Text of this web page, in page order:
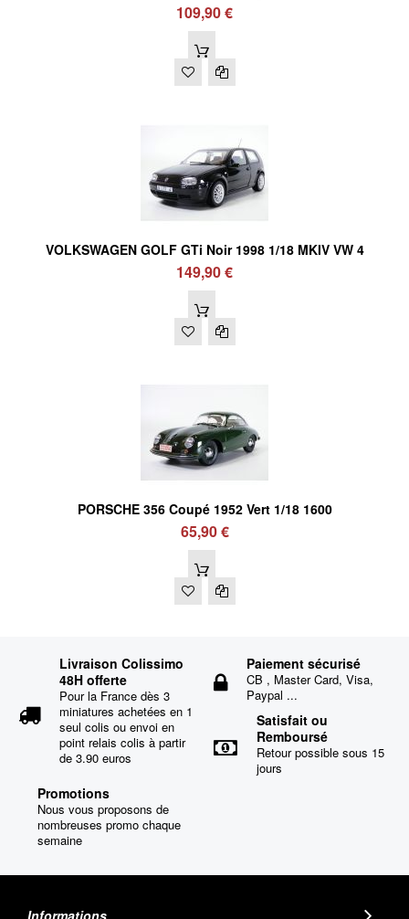
109,90 €
VOLKSWAGEN GOLF GTi Noir 1998 1/18 MKIV VW 4
149,90 €
PORSCHE 356 Coupé 1952 Vert 1/18 1600
65,90 €
Livraison Colissimo
48H offerte
Pour la France dès 3
miniatures achetées en 1
seul colis ou envoi en
point relais colis à partir
de 3.90 euros
Paiement sécurisé
CB , Master Card, Visa,
Paypal ...
Satisfait ou
Remboursé
Retour possible sous 15
jours
Promotions
Nous vous proposons de
nombreuses promo chaque
semaine
Informations